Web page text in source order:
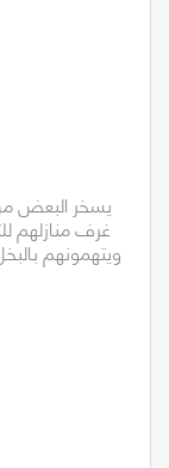
يسخر البعض
غرف منازلهم
ويتهمونهم